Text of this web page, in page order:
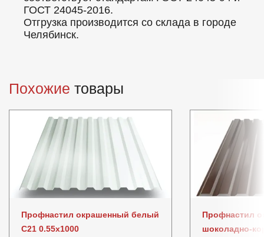
ГОСТ 24045-2016.
Отгрузка производится со склада в городе
Челябинск.
Похожие товары
Профнастил окрашенный белый
C21 0.55x1000
Профнастил
шоколадно-